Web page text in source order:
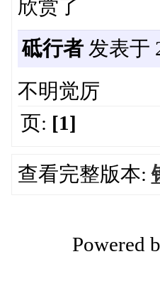
欣赏了
砥行者发表于
不明觉厉
页: [1]
查看完整版本:
Powered